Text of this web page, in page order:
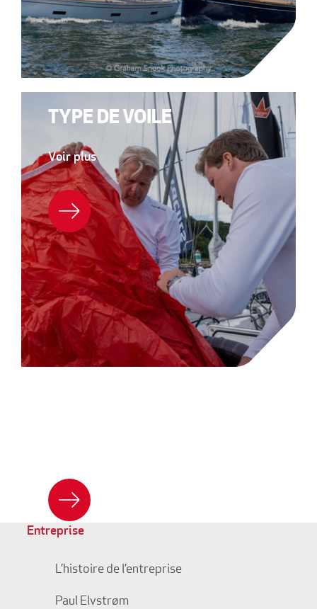
TYPE DE VOILE
Voir plus
Entreprise
L’histoire de l’entreprise
Paul Elvstrøm